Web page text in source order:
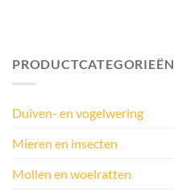
PRODUCTCATEGORIEËN
Duiven- en vogelwering
Mieren en insecten
Mollen en woelratten